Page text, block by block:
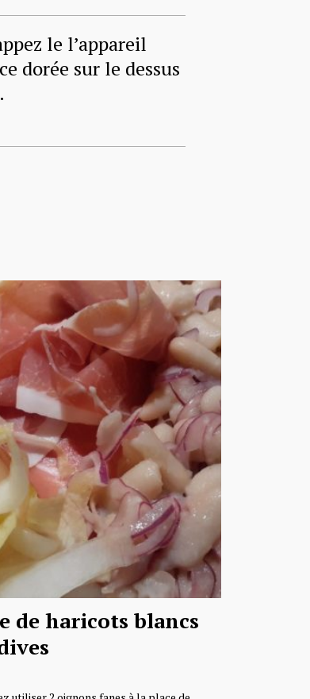
le l’appareil
dorée sur le dessus
de haricots blancs